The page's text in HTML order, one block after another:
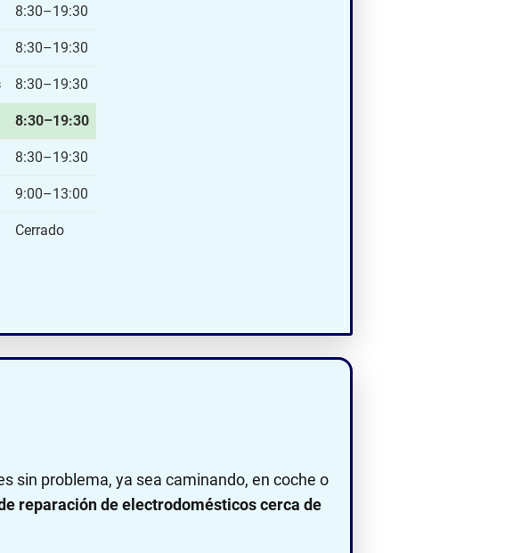
8:30–19:30
8:30–19:30
8:30–19:30
8:30–19:30
8:30–19:30
9:00–13:00
Cerrado
sin problema, ya sea caminando, en coche o
reparación de electrodomésticos cerca de